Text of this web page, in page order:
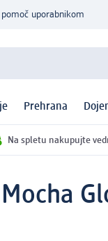
pomoč uporabnikom
Prehrana
Na spletu nakupujte